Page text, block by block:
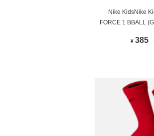
Nike KidsNike
FORCE 1 BBALL
¥ 385